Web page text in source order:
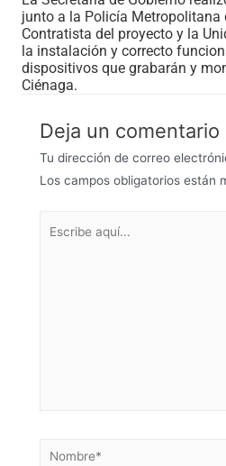
junto a la Policía Metropolitana
Contratista del proyecto y la
la instalación y correcto
dispositivos que grabarán y
Ciénaga.
Deja un comentario
Tu dirección de correo
Los campos obligatorios están